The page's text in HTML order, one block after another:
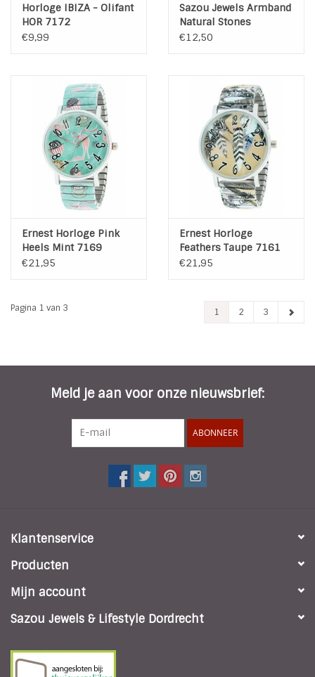
Horloge IBIZA - Olifant
HOR 7172
€9,99
Sazou Jewels Armband
Natural Stones
Turquoise Uil Bedel
€12,50
Ernest Horloge Pink
Heels Mint 7169
€21,95
Ernest Horloge
Feathers Taupe 7161
€21,95
Pagina 1 van 3 1 2 3
Meld je aan voor onze nieuwsbrief:
ABONNEER
Klantenservice
Producten
Mijn account
Sazou Jewels & Lifestyle Dordrecht